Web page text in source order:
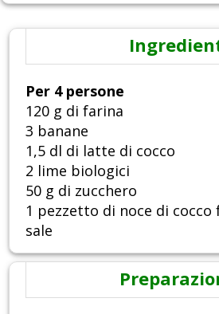
Per 4 persone
120 g di farina
3 banane
1,5 dl di latte di cocco
2 lime biologici
50 g di zucchero
1 pezzetto di noce di cocco
sale